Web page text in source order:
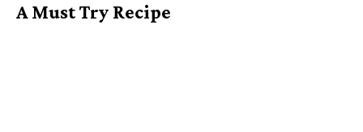
A Must Try Recipe